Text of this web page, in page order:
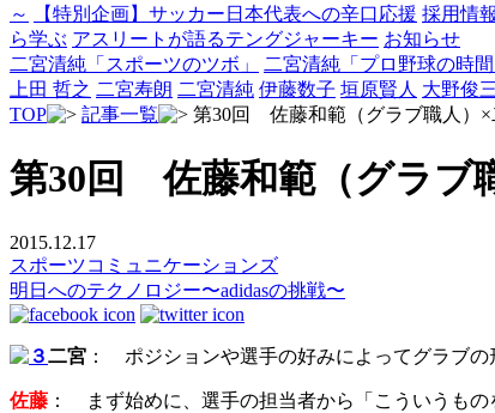
～
【特別企画】サッカー日本代表への辛口応援 採用情報
ら学ぶ アスリートが語るテングジャーキー お知らせ
二宮清純「スポーツのツボ」
二宮清純「プロ野球の時間
上田 哲之 二宮寿朗 二宮清純 伊藤数子 垣原賢人 大野俊
TOP
記事一覧 第30回 佐藤和範（グラブ職人）×
第30回 佐藤和範（グラブ
2015.12.17
スポーツコミュニケーションズ
明日へのテクノロジー〜adidasの挑戦〜
二宮 ： ポジションや選手の好みによってグラブ
佐藤 ： まず始めに、選手の担当者から「こういうも